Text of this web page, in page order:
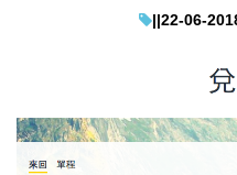
IT Times
||22-06-